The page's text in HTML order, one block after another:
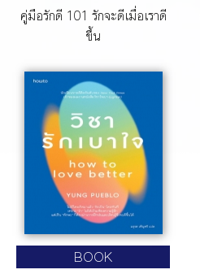
คู่มือรักดี 101 รักจะดีเมื่อเราดี
ขึ้น
BOOK